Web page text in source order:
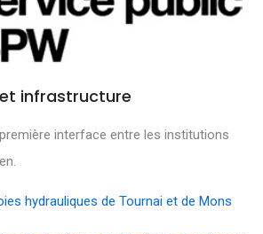
infrastructure
interface entre les institutions
hydrauliques de Tournai et de Mons